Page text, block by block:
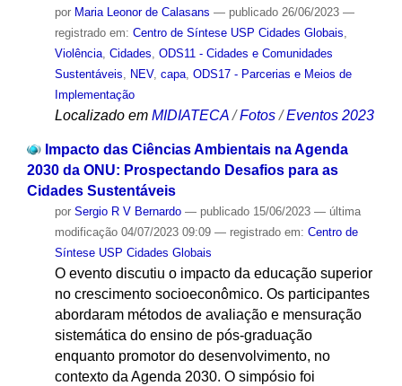
por Maria Leonor de Calasans — publicado26/06/2023 —
registrado em: Centro de Síntese USP Cidades Globais
Violência, Cidades ODS11 - Cidades e Comunidades
Sustentáveis
NEV, capa, ODS17 - Parcerias e Meios de
Implementação
Localizado em MIDIATECA /Fotos /Eventos 2023
Impacto das Ciências Ambientais na Agenda
2030 da ONU: Prospectando Desafios para as
Cidades Sustentáveis
por Sergio R V Bernardo — publicado15/06/2023 — última
modificação04/07/2023 09:09 — registrado em: Centro de
Síntese USP Cidades Globais
O evento discutiu o impacto da educação superior
no crescimento socioeconômico. Os participantes
abordaram métodos de avaliação e mensuração
sistemática do ensino de pós-graduação
enquanto promotor do desenvolvimento, no
contexto da Agenda 2030. O simpósio foi